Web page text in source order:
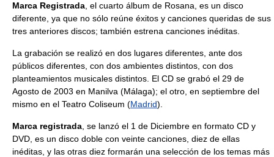
Marca Registrada , el cuarto álbum de Rosana, es un disco
diferente, ya que no sólo reúne éxitos y canciones queridas de sus
tres anteriores discos; también estrena canciones inéditas.
La grabación se realizó en dos lugares diferentes, ante dos
públicos diferentes, con dos ambientes distintos, con dos
planteamientos musicales distintos. El CD se grabó el 29 de
Agosto de 2003 en Manilva (Málaga); el otro, en septiembre del
mismo en el Teatro Coliseum (Madrid).
Marca registrada , se lanzó el 1 de Diciembre en formato CD y
DVD, es un disco doble con veinte canciones, diez de ellas
inéditas, y las otras diez formarán una selección de los temas más